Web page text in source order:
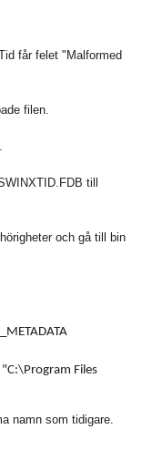
får felet "Malformed
filen.
till
och gå till bin
Files
namn som tidigare.